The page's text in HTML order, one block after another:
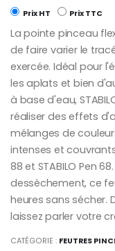
Prix HT Prix TTC
La pointe pinceau
de faire varier le
exercée. Idéal pour
les aplats et bien
à base d'eau,
réaliser des effets
mélanges de
intenses et
88 et STABILO Pen
dessèchement, ce
heures sans
laissez parler votre
CATÉGORIE : FEUTRES